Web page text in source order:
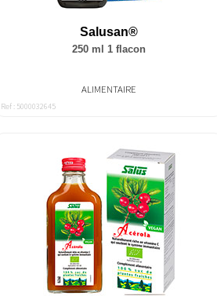
Salusan®
250 ml 1 flacon
ALIMENTAIRE
Ref : 5000032645